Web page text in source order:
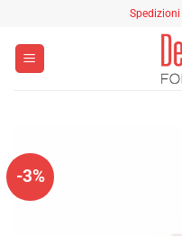
contenuti
Spedizioni
-3%